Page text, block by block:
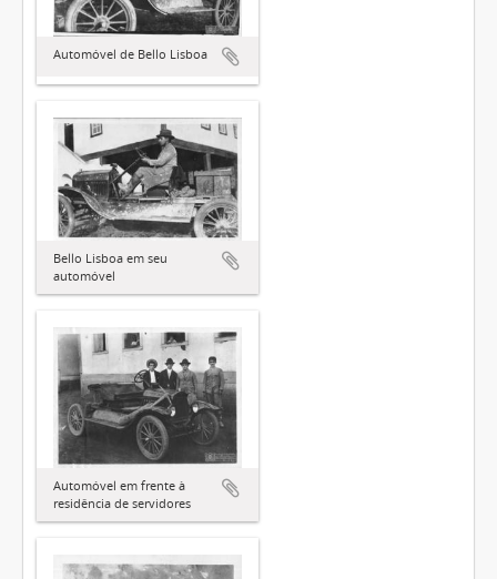
Automóvel de Bello Lisboa
Bello Lisboa em seu
automóvel
Automóvel em frente à
residência de servidores